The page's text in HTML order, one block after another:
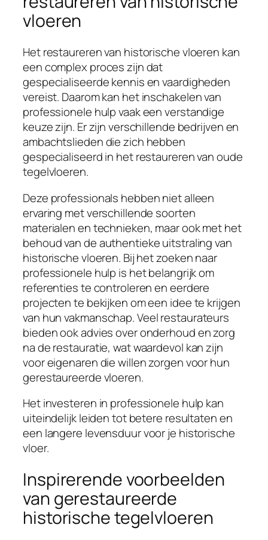
vloeren
Het restaureren van historische vloeren kan
een complex proces zijn dat
gespecialiseerde kennis en vaardigheden
vereist. Daarom kan het inschakelen van
professionele hulp vaak een verstandige
keuze zijn. Er zijn verschillende bedrijven en
ambachtslieden die zich hebben
gespecialiseerd in het restaureren van oude
tegelvloeren.
Deze professionals hebben niet alleen
ervaring met verschillende soorten
materialen en technieken, maar ook met het
behoud van de authentieke uitstraling van
historische vloeren. Bij het zoeken naar
professionele hulp is het belangrijk om
referenties te controleren en eerdere
projecten te bekijken om een idee te krijgen
van hun vakmanschap. Veel restaurateurs
bieden ook advies over onderhoud en zorg
na de restauratie, wat waardevol kan zijn
voor eigenaren die willen zorgen voor hun
gerestaureerde vloeren.
Het investeren in professionele hulp kan
uiteindelijk leiden tot betere resultaten en
een langere levensduur voor je historische
vloer.
Inspirerende voorbeelden
van gerestaureerde
historische tegelvloeren